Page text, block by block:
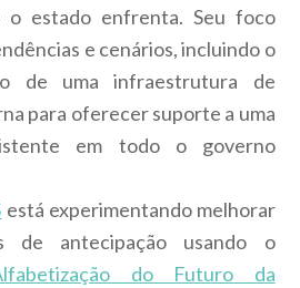
o estado enfrenta. Seu foco
e cenários, incluindo o
de uma infraestrutura de
para oferecer suporte a uma
em todo o governo
está experimentando melhorar
de antecipação usando o
do Futuro da